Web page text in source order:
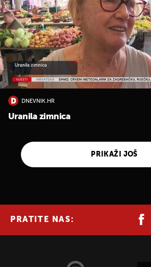
DNEVNIK.HR
Uranila zimnica
PRIKAŽI JOŠ
PRATITE NAS: